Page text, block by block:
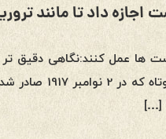
ها عمل کنند:نگاهی دقیق
در تاریخ خاورمیانه،
[…]